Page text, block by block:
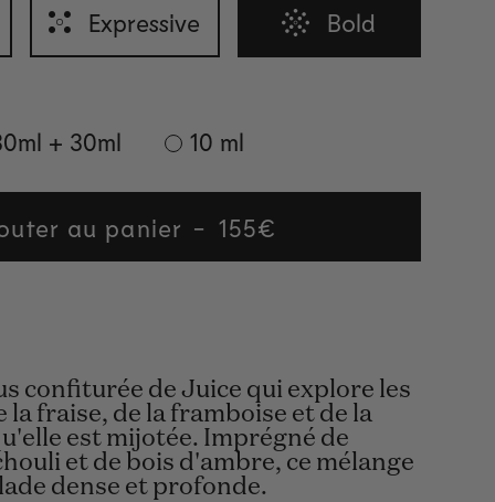
Expressive Bold
+ 30ml 10 ml
au panier
Regular
price
155€
confiturée de Juice qui explore les
fraise, de la framboise et de la
est mijotée. Imprégné de
et de bois d'ambre, ce mélange
dense et profonde.